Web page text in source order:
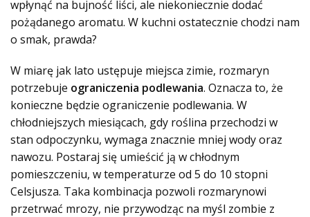
wpłynąć na bujność liści, ale niekoniecznie dodać
pożądanego aromatu. W kuchni ostatecznie chodzi nam
o smak, prawda?
W miarę jak lato ustępuje miejsca zimie, rozmaryn
potrzebuje ograniczenia podlewania. Oznacza to, że
konieczne będzie ograniczenie podlewania. W
chłodniejszych miesiącach, gdy roślina przechodzi w
stan odpoczynku, wymaga znacznie mniej wody oraz
nawozu. Postaraj się umieścić ją w chłodnym
pomieszczeniu, w temperaturze od 5 do 10 stopni
Celsjusza. Taka kombinacja pozwoli rozmarynowi
przetrwać mrozy, nie przywodząc na myśl zombie z